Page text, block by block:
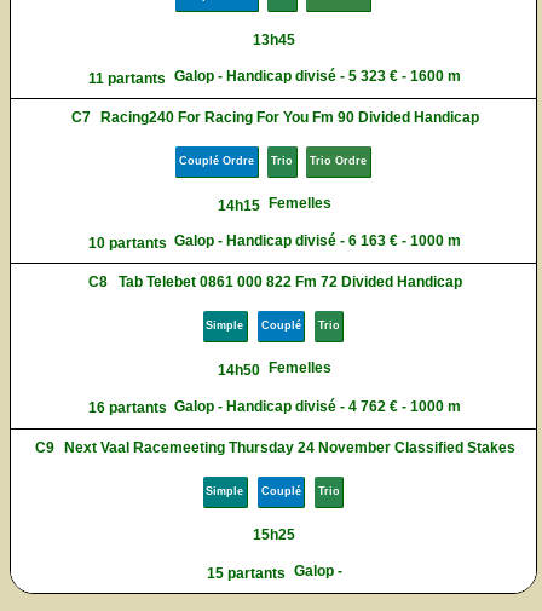
13h45
11 partants Galop - Handicap divisé - 5 323 € - 1600 m
C7 Racing240 For Racing For You Fm 90 Divided Handicap
Couplé Ordre Trio Trio Ordre
14h15 Femelles
10 partants Galop - Handicap divisé - 6 163 € - 1000 m
C8 Tab Telebet 0861 000 822 Fm 72 Divided Handicap
Simple Couplé Trio
14h50 Femelles
16 partants Galop - Handicap divisé - 4 762 € - 1000 m
C9 Next Vaal Racemeeting Thursday 24 November Classified Stakes
Simple Couplé Trio
15h25
15 partants Galop -